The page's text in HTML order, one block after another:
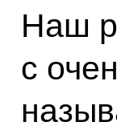
Наш
с